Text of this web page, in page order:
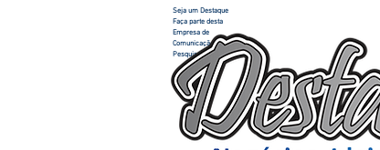
Seja um Destaque
Faça parte desta
Empresa de
Comunicação e
Pesquisa